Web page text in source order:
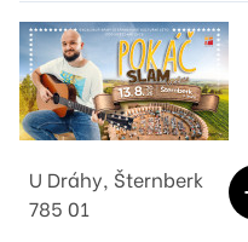
U Dráhy, Šternberk
785 01